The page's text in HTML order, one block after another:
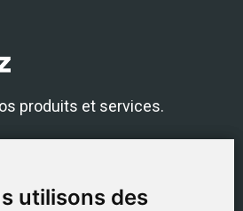
utilisons des
utilisons des
produits et services.